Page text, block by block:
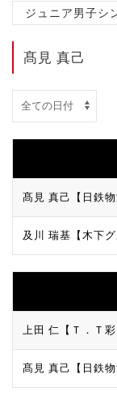
ジュニア男子シ
髙見 真己
髙見 真己【日鉄
及川 瑞基【木下
上田 仁【Ｔ．Ｔ
髙見 真己【日鉄